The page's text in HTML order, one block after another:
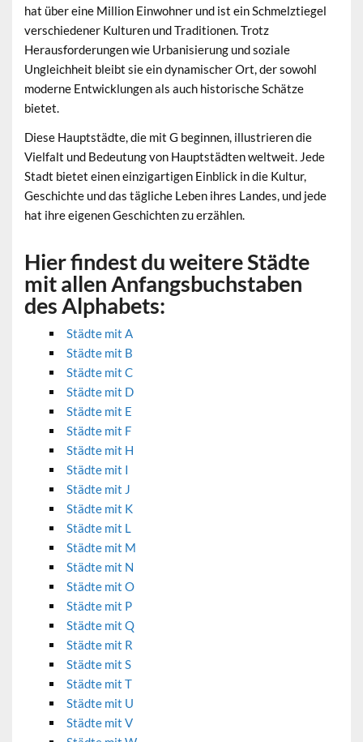
hat über eine Million Einwohner und ist ein Schmelztiegel
verschiedener Kulturen und Traditionen. Trotz
Herausforderungen wie Urbanisierung und soziale
Ungleichheit bleibt sie ein dynamischer Ort, der sowohl
moderne Entwicklungen als auch historische Schätze
bietet.
Diese Hauptstädte, die mit G beginnen, illustrieren die
Vielfalt und Bedeutung von Hauptstädten weltweit. Jede
Stadt bietet einen einzigartigen Einblick in die Kultur,
Geschichte und das tägliche Leben ihres Landes, und jede
hat ihre eigenen Geschichten zu erzählen.
Hier findest du weitere Städte
mit allen Anfangsbuchstaben
des Alphabets:
Städte mit A
Städte mit B
Städte mit C
Städte mit D
Städte mit E
Städte mit F
Städte mit H
Städte mit I
Städte mit J
Städte mit K
Städte mit L
Städte mit M
Städte mit N
Städte mit O
Städte mit P
Städte mit Q
Städte mit R
Städte mit S
Städte mit T
Städte mit U
Städte mit V